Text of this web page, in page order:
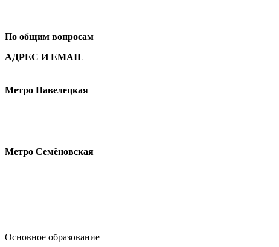
По общим вопросам
АДРЕС И EMAIL
Метро Павелецкая
Метро Семёновская
Основное образование